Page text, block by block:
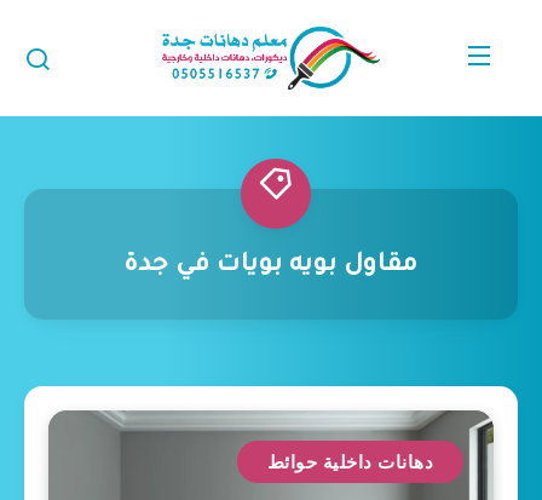
مقاول بويه بويات في جدة
دهانات داخلية حوائط